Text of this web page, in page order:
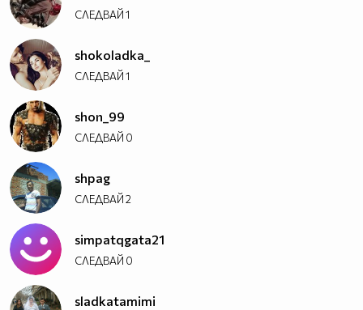
СЛЕДВАЙ1
shokoladka_
СЛЕДВАЙ1
shon_99
СЛЕДВАЙ 0
shpag
СЛЕДВАЙ2
simpatqgata21
СЛЕДВАЙ 0
sladkatamimi